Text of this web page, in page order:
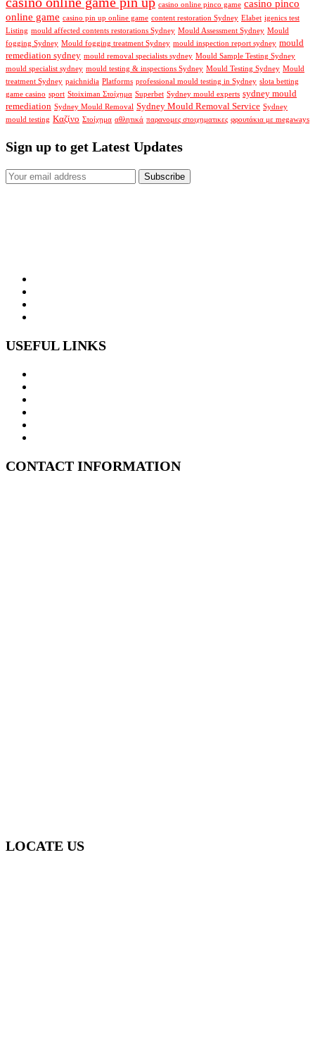
casino online pinco game casino pinco
online game casino pin up online game content restoration Sydney Elabet igenics test
Listing mould affected contents restorations Sydney Mould Assessment Sydney Mould
fogging Sydney Mould fogging treatment Sydney mould inspection report sydney mould
remediation sydney mould removal specialists sydney Mould Sample Testing Sydney
mould specialist sydney mould testing & inspections Sydney Mould Testing Sydney Mould
treatment Sydney paichnidia Platforms professional mould testing in Sydney slota betting
game casino sport Stoiximan Στοίχημα Superbet Sydney mould experts sydney mould
remediation Sydney Mould Removal Sydney Mould Removal Service Sydney
mould testing Καζίνο Στοίχημα αθλητικά παρανομες στοιχηματικες φρουτάκια με megaways
Sign up to get Latest Updates
Subscribe
USEFUL LINKS
CONTACT INFORMATION
LOCATE US